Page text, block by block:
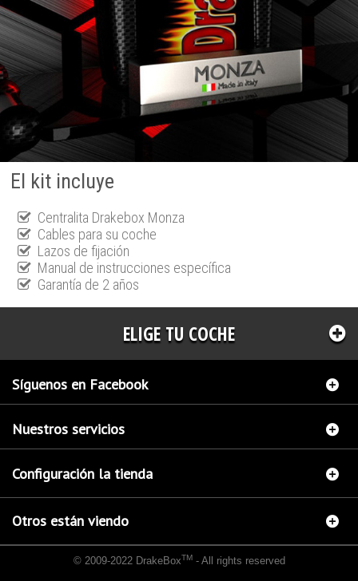
El kit incluye
Centralita Drakebox Monza
Cables para su coche
Lazos de fijación
Manual de instrucciones específica
Garantía de 2 años
ELIGE TU COCHE
Síguenos en Facebook
Nuestros servicios
Configuración la tienda
Otros están viendo
© 2009-2022 DrakeBoxTM- All rights reserved